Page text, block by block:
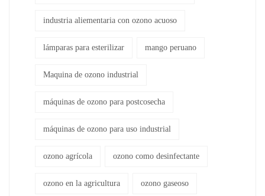
industria aliementaria con ozono acuoso
lámparas para esterilizar mango peruano
Maquina de ozono industrial
máquinas de ozono para postcosecha
máquinas de ozono para uso industrial
ozono agrícola ozono como desinfectante
ozono en la agricultura ozono gaseoso